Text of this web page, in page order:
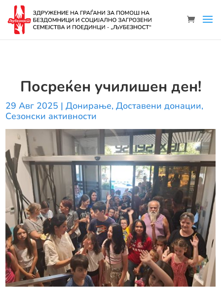
Посреќен училишен ден!
29 Авг 2025 |Донирање,Доставени донации,
Сезонски активности